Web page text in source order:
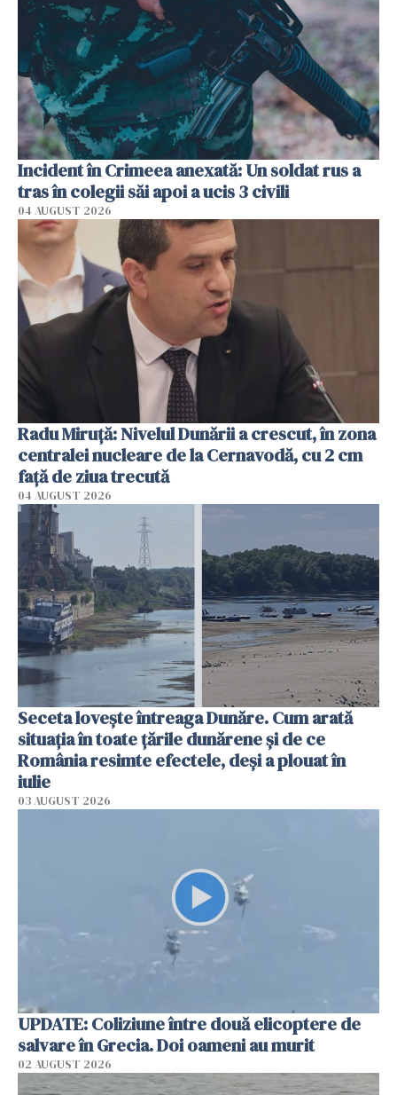
Incident în Crimeea anexată: Un soldat rus a
tras în colegii săi apoi a ucis 3 civili
04 AUGUST 2026
Radu Miruţă: Nivelul Dunării a crescut, în zona
centralei nucleare de la Cernavodă, cu 2 cm
faţă de ziua trecută
04 AUGUST 2026
Seceta lovește întreaga Dunăre. Cum arată
situația în toate țările dunărene și de ce
România resimte efectele, deși a plouat în
iulie
03 AUGUST 2026
UPDATE: Coliziune între două elicoptere de
salvare în Grecia. Doi oameni au murit
02 AUGUST 2026